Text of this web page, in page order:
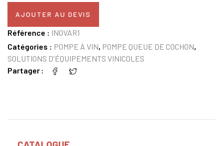
AJOUTER AU DEVIS
Référence : INOVAR1
Catégories : POMPE À VIN, POMPE QUEUE DE COCHON,
SOLUTIONS D'ÉQUIPEMENTS VINICOLES
Partager